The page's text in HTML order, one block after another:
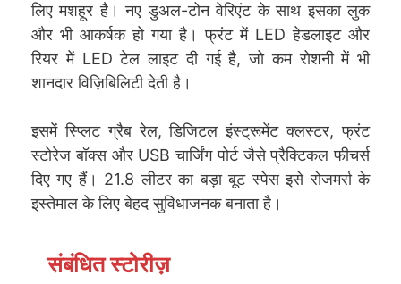
लिए मशहूर है। नए डुअल-टोन वेरिएंट के साथ इसका लुक
और भी आकर्षक हो गया है। फ्रंट में LED हेडलाइट और
रियर में LED टेल लाइट दी गई है, जो कम रोशनी में भी
शानदार विज़िबिलिटी देती है।
इसमें स्प्लिट ग्रैब रेल, डिजिटल इंस्ट्रूमेंट क्लस्टर, फ्रंट
स्टोरेज बॉक्स और USB चार्जिंग पोर्ट जैसे प्रैक्टिकल फीचर्स
दिए गए हैं। 21.8 लीटर का बड़ा बूट स्पेस इसे रोजमर्रा के
इस्तेमाल के लिए बेहद सुविधाजनक बनाता है।
संबंधित स्टोरीज़